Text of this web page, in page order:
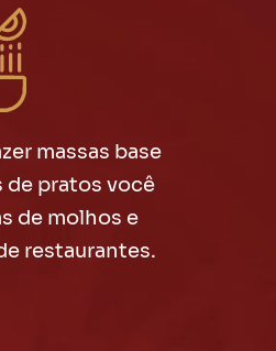
massas base
pratos você
de molhos e
restaurantes.